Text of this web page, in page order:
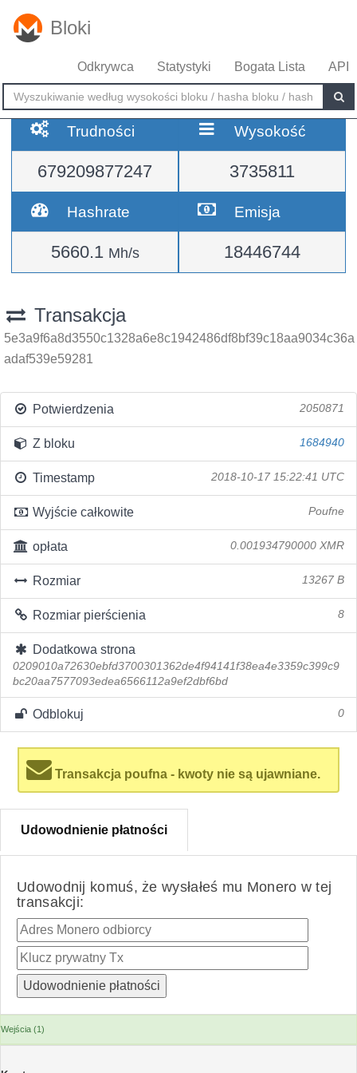
Bloki
Odkrywca Statystyki Bogata Lista API
Trudności
679209877247
Wysokość
3735811
Hashrate
5660.1 Mh/s
Emisja
18446744
Transakcja
5e3a9f6a8d3550c1328a6e8c1942486df8bf39c18aa9034c36a
adaf539e59281
Potwierdzenia 2050871
Z bloku 1684940
Timestamp 2018-10-17 15:22:41 UTC
Wyjście całkowite Poufne
opłata 0.001934790000 XMR
Rozmiar 13267 B
Rozmiar pierścienia 8
Dodatkowa strona
0209010a72630ebfd3700301362de4f94141f38ea4e3359c399c9
bc20aa7577093edea6566112a9ef2dbf6bd
Odblokuj 0
Transakcja poufna - kwoty nie są ujawniane.
Udowodnienie płatności
Udowodnij komuś, że wysłałeś mu Monero w tej
transakcji:
Wejścia (1)